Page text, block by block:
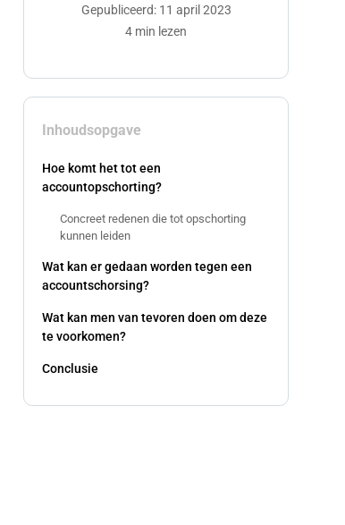
Gepubliceerd: 11 april 2023
4 min lezen
Inhoudsopgave
Hoe komt het tot een
accountopschorting?
Concreet redenen die tot opschorting
kunnen leiden
Wat kan er gedaan worden tegen een
accountschorsing?
Wat kan men van tevoren doen om deze
te voorkomen?
Conclusie